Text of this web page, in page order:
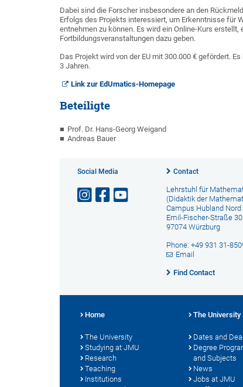
Dabei sind die Forscher insbesondere an den
Erfolgs des Projekts interessiert, um Erkenntnisse für
entnehmen zu können. Es wird ein Online-Kurs
Fortbildungsveranstaltungen dazu geben.
Das Projekt wird von der EU mit 300.000 € gefördert.
3 Jahren.
Link zur EdUmatics-Homepage
Beteiligte
Prof. Dr. Hans-Georg Weigand
Andreas Bauer
Social Media Contact
Lehrstuhl für
(Didaktik der
Campus Hubland Nord
Emil-Fischer-Straße 30
97074 Würzburg
Phone: +49 931 31-
Email
Find Contact
Home
The University
Studying at JMU
Research
Teaching
Institutions
The University
Dates and
Degree
and Subjects
News
Jobs at JMU